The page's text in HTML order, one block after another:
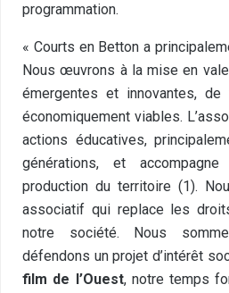
programmation.
« Courts en Betton a
Nous œuvrons à la mise en
émergentes et innovantes,
économiquement viables.
actions éducatives,
générations, et
production du territoire (1).
associatif qui replace les
notre société. Nous
défendons un projet d’intérêt
film de l’Ouest, notre temps